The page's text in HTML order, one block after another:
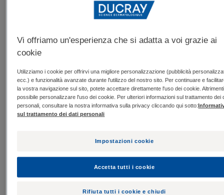
Capelli - cuoio capelluto
Tipo di capelli
Capelli grassi - Cuoio capelluto grasso - Cuoio
capelluto a tendenza grassa
Esigenze
• SABAL Shampoo trattante sebo-riduttore aiuta a
normalizzare l'eccessiva produzione di sebo dei
Vi offriamo un'esperienza che si adatta a voi grazie ai
cookie
Utilizziamo i cookie per offrirvi una migliore personalizzazione (pubblicità
ecc.) e funzionalità avanzate durante l'utilizzo del nostro sito. Per continuare e
la vostra navigazione sul sito, potete accettare direttamente l'uso dei cookie.
possibile personalizzare l'uso dei cookie. Per ulteriori informazioni sul trattamento dei
personali, consultare la nostra informativa sulla privacy cliccando qui sotto:
sul trattamento dei dati personali
Impostazioni cookie
Rifiuta tutti i cookie e chiudi
Accetta tutti i cookie